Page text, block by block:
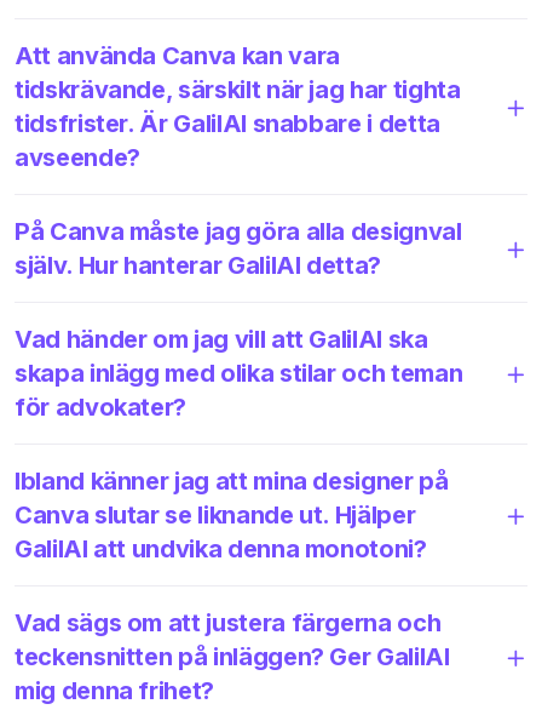
Att använda Canva kan vara
tidskrävande, särskilt när jag har tighta
tidsfrister. Är GalilAI snabbare i detta
avseende?
På Canva måste jag göra alla designval
själv. Hur hanterar GalilAI detta?
Vad händer om jag vill att GalilAI ska
skapa inlägg med olika stilar och teman
för advokater?
Ibland känner jag att mina designer på
Canva slutar se liknande ut. Hjälper
GalilAI att undvika denna monotoni?
Vad sägs om att justera färgerna och
teckensnitten på inläggen? Ger GalilAI
mig denna frihet?